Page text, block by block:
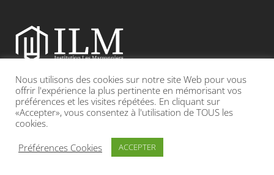
Etablissement catholique sous contrat d’association avec l’Etat
Adresse : 19, Grande rue 69420 CONDRIEU
INFOS LÉGALES POLITIQUE DE CONFIDENTIALITÉ
Nous utilisons des cookies sur notre site Web pour vous
offrir l'expérience la plus pertinente en mémorisant vos
préférences et les visites répétées. En cliquant sur
«Accepter», vous consentez à l'utilisation de TOUS les
cookies.
Préférences Cookies
ACCEPTER